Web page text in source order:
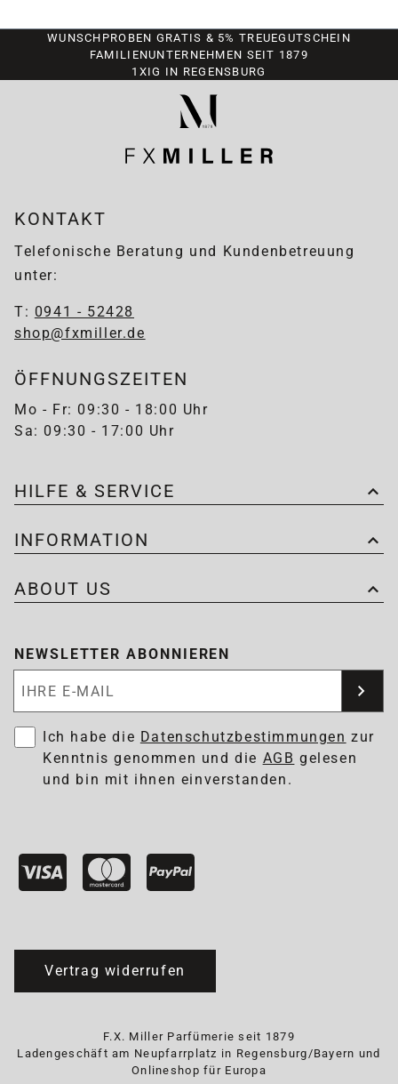
WUNSCHPROBEN GRATIS & 5% TREUEGUTSCHEIN
FAMILIENUNTERNEHMEN SEIT 1879
1XIG IN REGENSBURG
KONTAKT
Telefonische Beratung und Kundenbetreuung
unter:
T: 0941 - 52428
shop@fxmiller.de
ÖFFNUNGSZEITEN
Mo - Fr: 09:30 - 18:00 Uhr
Sa: 09:30 - 17:00 Uhr
HILFE & SERVICE
INFORMATION
ABOUT US
NEWSLETTER ABONNIEREN
Ich habe die Datenschutzbestimmungen zur
Kenntnis genommen und die AGB gelesen
und bin mit ihnen einverstanden.
Vertrag widerrufen
F.X. Miller Parfümerie seit 1879
Ladengeschäft am Neupfarrplatz in Regensburg/Bayern und
Onlineshop für Europa